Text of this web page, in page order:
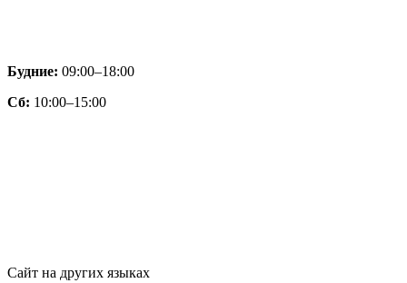
Будние: 09:00–18:00
Сб: 10:00–15:00
Сайт на других языках